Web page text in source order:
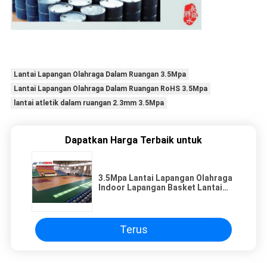
Lantai Lapangan Olahraga Dalam Ruangan 3.5Mpa
Lantai Lapangan Olahraga Dalam Ruangan RoHS 3.5Mpa
lantai atletik dalam ruangan 2.3mm 3.5Mpa
Dapatkan Harga Terbaik untuk
3.5Mpa Lantai Lapangan Olahraga
Indoor Lapangan Basket Lantai
Terus